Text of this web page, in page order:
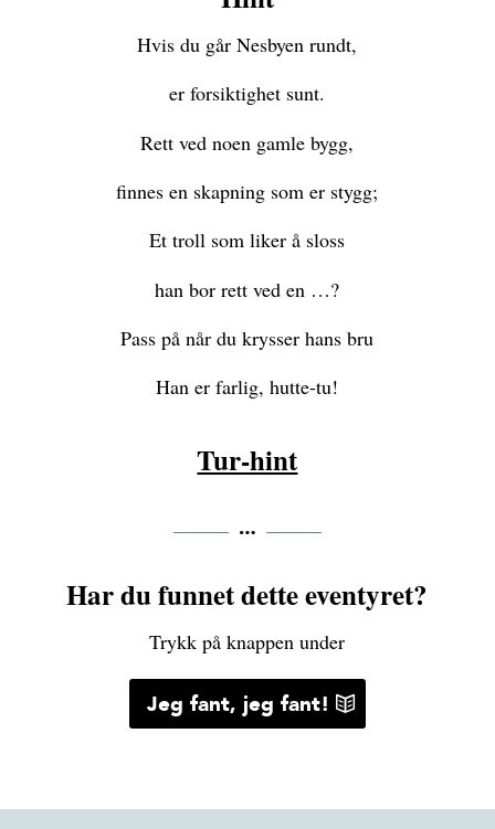
Hvis du går Nesbyen rundt,
er forsiktighet sunt.
Rett ved noen gamle bygg,
finnes en skapning som er stygg;
Et troll som liker å sloss
han bor rett ved en …?
Pass på når du krysser hans bru
Han er farlig, hutte-tu!
Tur-hint
Har du funnet dette eventyret?
Trykk på knappen under
Jeg fant, jeg fant!